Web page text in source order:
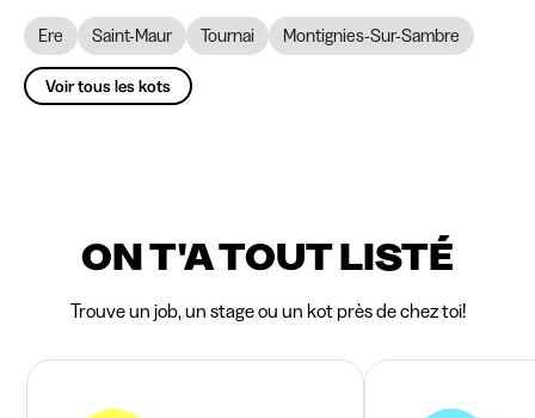
Ere Saint-Maur Tournai Montignies-Sur-Sambre
Voir tous les kots
ON T'A TOUT LISTÉ
Trouve un job, un stage ou un kot près de chez toi!